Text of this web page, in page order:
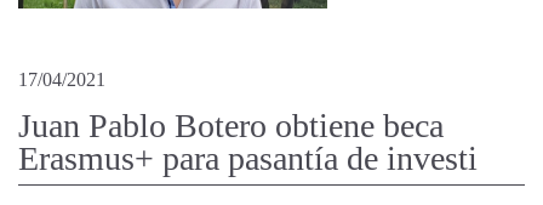
17/04/2021
Juan Pablo Botero obtiene beca
Erasmus+ para pasantía de investi